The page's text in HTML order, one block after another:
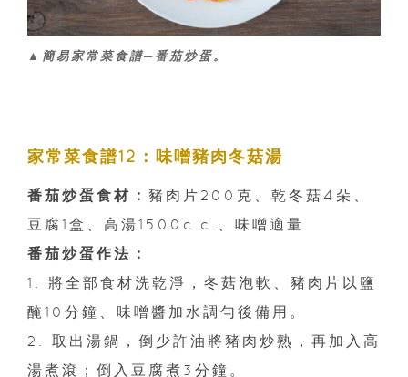
▲簡易家常菜食譜─番茄炒蛋。
家常菜食譜12：味噌豬肉冬菇湯
番茄炒蛋食材： 豬肉片200克、乾冬菇4朵、
豆腐1盒、高湯1500c.c.、味噌適量
番茄炒蛋作法：
1. 將全部食材洗乾淨，冬菇泡軟、豬肉片以鹽
醃10分鐘、味噌醬加水調勻後備用。
2. 取出湯鍋，倒少許油將豬肉炒熟，再加入高
湯煮滾；倒入豆腐煮3分鐘。